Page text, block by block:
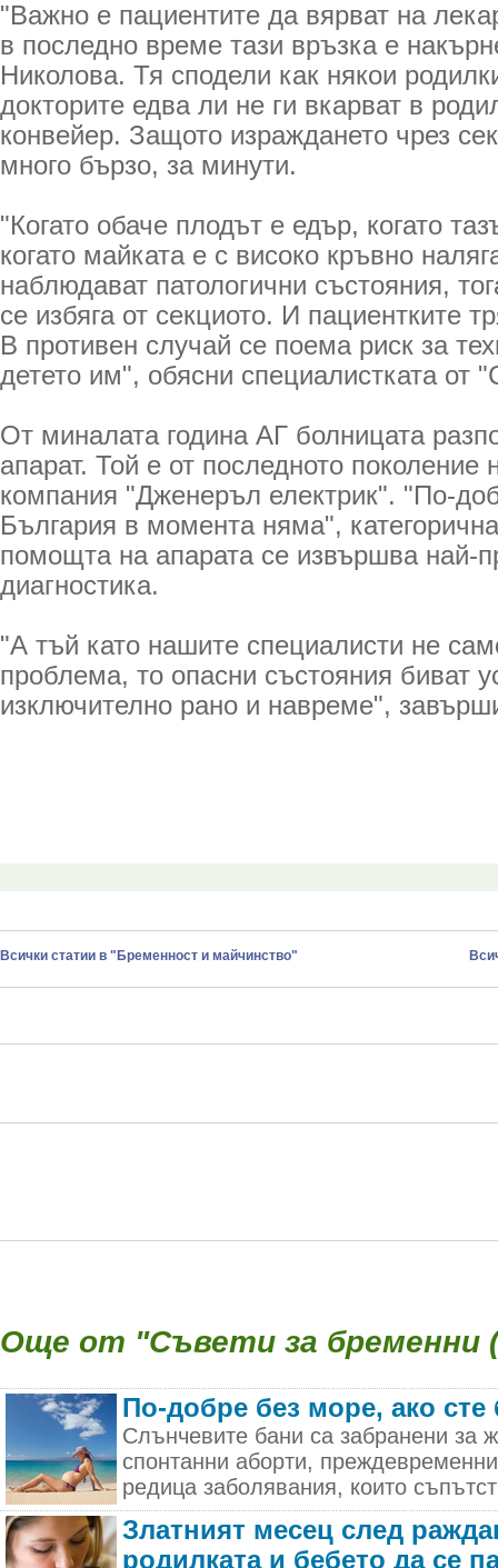
"Важно е пациентите да вярват на
в последно време тази връзка е
Николова. Тя сподели как някои
докторите едва ли не ги вкарват в
конвейер. Защото израждането чрез
много бързо, за минути.
"Когато обаче плодът е едър, когато
когато майката е с високо кръвно
наблюдават патологични състояния,
се избяга от секциото. И пациентките
В противен случай се поема риск за
детето им", обясни специалистката от
От миналата година АГ болницата
апарат. Той е от последното поколение
компания "Дженеръл електрик". "По-
България в момента няма",
помощта на апарата се извършва най-
диагностика.
"А тъй като нашите специалисти не
проблема, то опасни състояния биват
изключително рано и навреме",
Всички статии в "Бременност и майчинство"
Още от "Съвети за бременни
По-добре без море, ако сте
Слънчевите бани са забранени за
спонтанни аборти,
редица заболявания, които
Златният месец след
родилката и бебето да се